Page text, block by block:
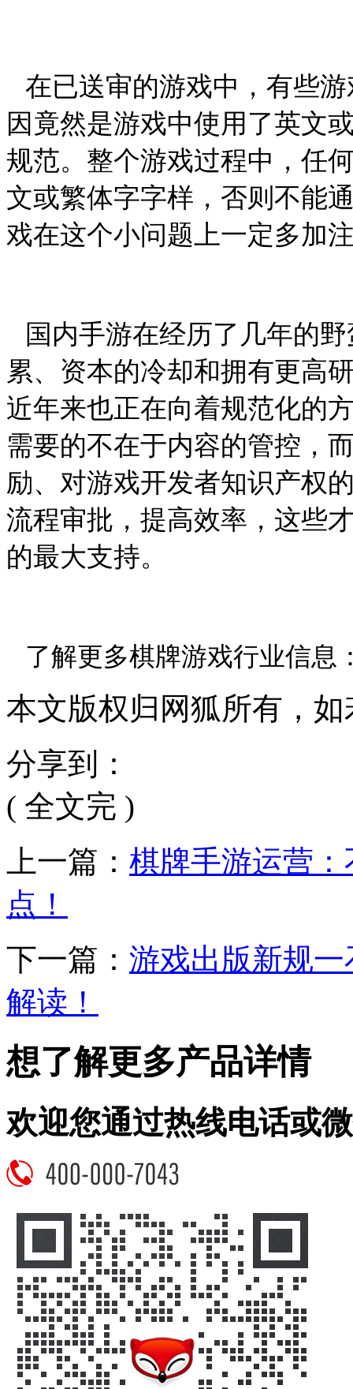
在已送审的游戏中，有些
因竟然是游戏中使用了英文
规范。整个游戏过程中，任
文或繁体字字样，否则不能
戏在这个小问题上一定多加
国内手游在经历了几年的
累、资本的冷却和拥有更高
近年来也正在向着规范化的
需要的不在于内容的管控，
励、对游戏开发者知识产权
流程审批，提高效率，这些
的最大支持。
了解更多棋牌游戏行业信息
本文版权归网狐所有，
分享到：
( 全文完 )
上一篇： 棋牌手游运营
点！
下一篇： 游戏出版新规
解读！
想了解更多产品详情
欢迎您通过热线电话或